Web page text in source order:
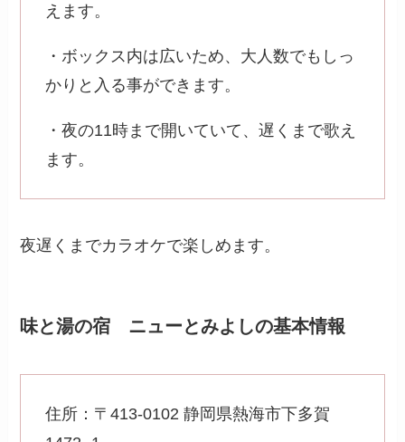
えます。
・ボックス内は広いため、大人数でもしっ
かりと入る事ができます。
・夜の11時まで開いていて、遅くまで歌え
ます。
夜遅くまでカラオケで楽しめます。
味と湯の宿 ニューとみよしの基本情報
住所：〒413-0102 静岡県熱海市下多賀